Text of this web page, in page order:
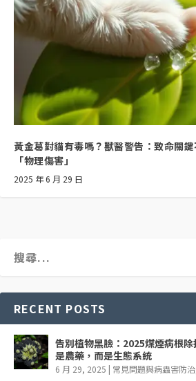
黃金葛對貓有毒嗎？獸醫警告：致命關
「物理傷害」
2025 年 6 月 29 日
RECENT POSTS
告別植物黑臉：2025煤煙病根
是農藥，而是生態系統
6 月 29, 2025 | 常見問題與病蟲害防治